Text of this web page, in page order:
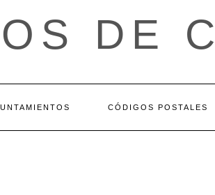
DE
CÓDIGOS POSTALES